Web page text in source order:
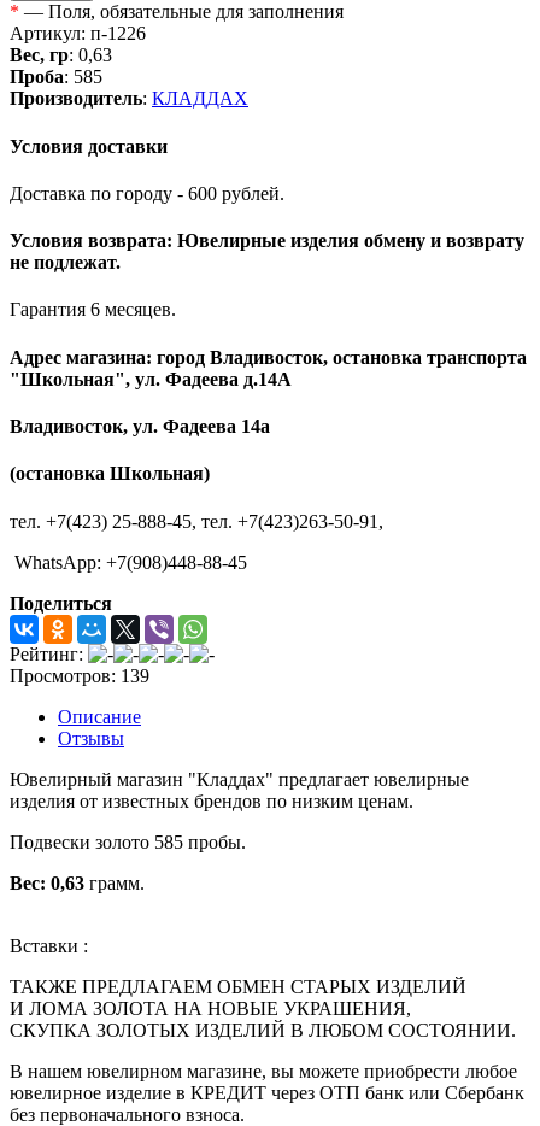
* — Поля, обязательные для заполнения
Артикул: п-1226
Вес, гр: 0,63
Проба: 585
Производитель: КЛАДДАХ
Условия доставки
Доставка по городу - 600 рублей.
Условия возврата: Ювелирные изделия обмену и возврату
не подлежат.
Гарантия 6 месяцев.
Адрес магазина: город Владивосток, остановка транспорта
"Школьная", ул. Фадеева д.14А
Владивосток, ул. Фадеева 14а
(остановка Школьная)
тел. +7(423) 25-888-45, тел. +7(423)263-50-91,
WhatsApp: +7(908)448-88-45
Поделиться
Рейтинг:
Просмотров: 139
Описание
Отзывы
Ювелирный магазин "Кладдах" предлагает ювелирные
изделия от известных брендов по низким ценам.
Подвески золото 585 пробы.
Вес: 0,63 грамм.
Вставки :
ТАКЖЕ ПРЕДЛАГАЕМ ОБМЕН СТАРЫХ ИЗДЕЛИЙ
И ЛОМА ЗОЛОТА НА НОВЫЕ УКРАШЕНИЯ,
СКУПКА ЗОЛОТЫХ ИЗДЕЛИЙ В ЛЮБОМ СОСТОЯНИИ.
В нашем ювелирном магазине, вы можете приобрести любое
ювелирное изделие в КРЕДИТ через ОТП банк или Сбербанк
без первоначального взноса.